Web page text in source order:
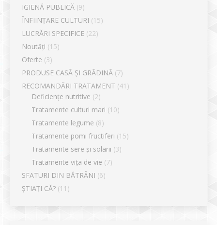
IGIENĂ PUBLICĂ (9)
ÎNFIINȚARE CULTURI (15)
LUCRĂRI SPECIFICE (22)
Noutăți (15)
Oferte (3)
PRODUSE CASĂ ȘI GRĂDINĂ (7)
RECOMANDĂRI TRATAMENT (41)
Deficiențe nutritive (2)
Tratamente culturi mari (10)
Tratamente legume (8)
Tratamente pomi fructiferi (15)
Tratamente sere și solarii (3)
Tratamente vița de vie (7)
SFATURI DIN BĂTRÂNI (6)
ȘTIAȚI CĂ? (11)